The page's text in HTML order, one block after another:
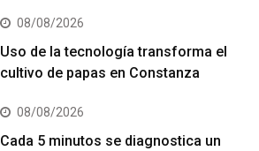
08/08/2026
Uso de la tecnología transforma el
cultivo de papas en Constanza
08/08/2026
Cada 5 minutos se diagnostica un